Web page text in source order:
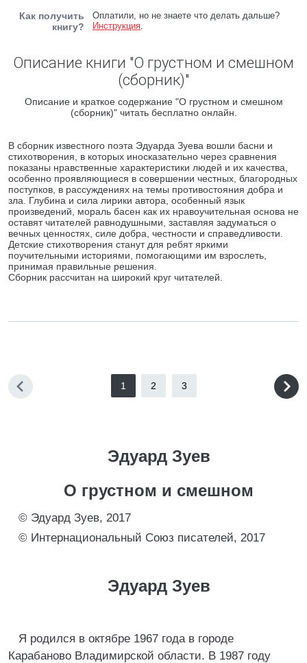
Как получить
книгу?
Оплатили, но не знаете что делать дальше?
Инструкция.
Описание книги "О грустном и смешном
(сборник)"
Описание и краткое содержание "О грустном и смешном
(сборник)" читать бесплатно онлайн.
В сборник известного поэта Эдуарда Зуева вошли басни и
стихотворения, в которых иносказательно через сравнения
показаны нравственные характеристики людей и их качества,
особенно проявляющиеся в совершении честных, благородных
поступков, в рассуждениях на темы противостояния добра и
зла. Глубина и сила лирики автора, особенный язык
произведений, мораль басен как их нравоучительная основа не
оставят читателей равнодушными, заставляя задуматься о
вечных ценностях, силе добра, честности и справедливости.
Детские стихотворения станут для ребят яркими
поучительными историями, помогающими им взрослеть,
принимая правильные решения.
Сборник рассчитан на широкий круг читателей.
1 2 3
Эдуард Зуев
О грустном и смешном
© Эдуард Зуев, 2017
© Интернациональный Союз писателей, 2017
Эдуард Зуев
Я родился в октябре 1967 года в городе
Карабаново Владимирской области. В 1987 году